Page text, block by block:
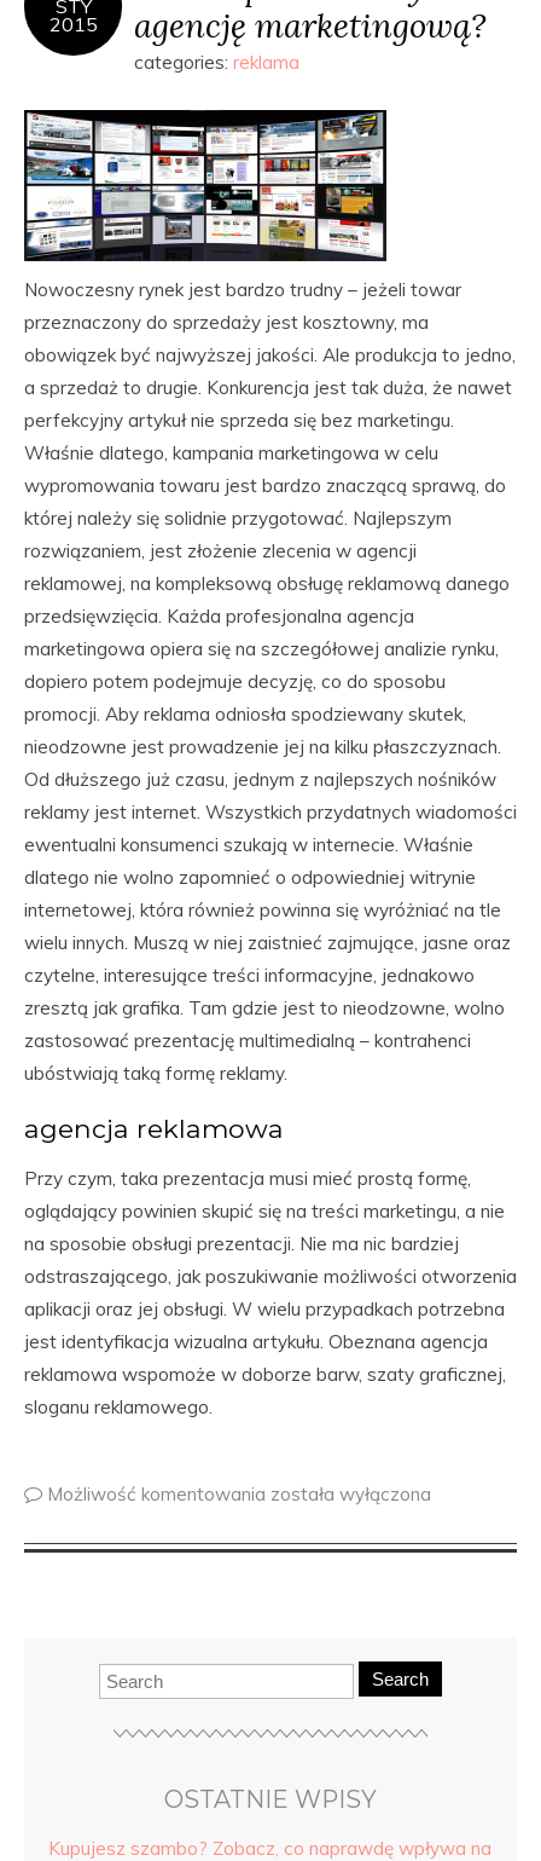
STY
2015
agencję marketingową?
categories: reklama
Nowoczesny rynek jest bardzo trudny – jeżeli towar
przeznaczony do sprzedaży jest kosztowny, ma
obowiązek być najwyższej jakości. Ale produkcja to jedno,
a sprzedaż to drugie. Konkurencja jest tak duża, że nawet
perfekcyjny artykuł nie sprzeda się bez marketingu.
Właśnie dlatego, kampania marketingowa w celu
wypromowania towaru jest bardzo znaczącą sprawą, do
której należy się solidnie przygotować. Najlepszym
rozwiązaniem, jest złożenie zlecenia w agencji
reklamowej, na kompleksową obsługę reklamową danego
przedsięwzięcia. Każda profesjonalna agencja
marketingowa opiera się na szczegółowej analizie rynku,
dopiero potem podejmuje decyzję, co do sposobu
promocji. Aby reklama odniosła spodziewany skutek,
nieodzowne jest prowadzenie jej na kilku płaszczyznach.
Od dłuższego już czasu, jednym z najlepszych nośników
reklamy jest internet. Wszystkich przydatnych wiadomości
ewentualni konsumenci szukają w internecie. Właśnie
dlatego nie wolno zapomnieć o odpowiedniej witrynie
internetowej, która również powinna się wyróżniać na tle
wielu innych. Muszą w niej zaistnieć zajmujące, jasne oraz
czytelne, interesujące treści informacyjne, jednakowo
zresztą jak grafika. Tam gdzie jest to nieodzowne, wolno
zastosować prezentację multimedialną – kontrahenci
ubóstwiają taką formę reklamy.
agencja reklamowa
Przy czym, taka prezentacja musi mieć prostą formę,
oglądający powinien skupić się na treści marketingu, a nie
na sposobie obsługi prezentacji. Nie ma nic bardziej
odstraszającego, jak poszukiwanie możliwości otworzenia
aplikacji oraz jej obsługi. W wielu przypadkach potrzebna
jest identyfikacja wizualna artykułu. Obeznana agencja
reklamowa wspomoże w doborze barw, szaty graficznej,
sloganu reklamowego.
Możliwość komentowania została wyłączona
Search
OSTATNIE WPISY
Kupujesz szambo? Zobacz, co naprawdę wpływa na